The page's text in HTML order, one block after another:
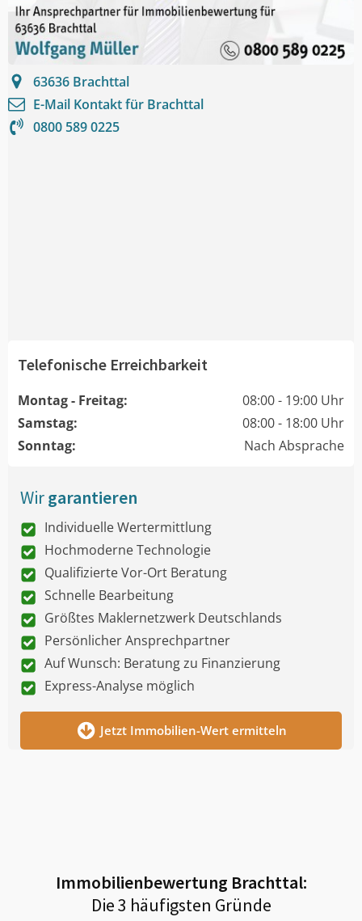
63636 Brachttal
E-Mail Kontakt für Brachttal
0800 589 0225
Telefonische Erreichbarkeit
Montag - Freitag:
08:00 - 19:00 Uhr
Samstag:
08:00 - 18:00 Uhr
Sonntag:
Nach Absprache
Wirgarantieren
Individuelle Wertermittlung
Hochmoderne Technologie
Qualifizierte Vor-Ort Beratung
Schnelle Bearbeitung
Größtes Maklernetzwerk Deutschlands
Persönlicher Ansprechpartner
Auf Wunsch: Beratung zu Finanzierung
Express-Analyse möglich
Jetzt Immobilien-Wert ermitteln
Immobilienbewertung Brachttal:
Die 3 häufigsten Gründe